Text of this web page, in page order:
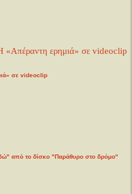
σε videoclip
από το δίσκο "Παράθυρο στο δρόμο"